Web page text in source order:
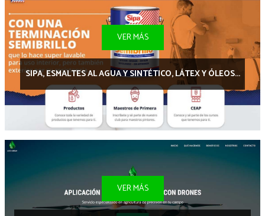
VER MÁS
SIPA, ESMALTES AL AGUA Y SINTÉTICO, LÁTEX Y ÓLEOS...
VER MÁS